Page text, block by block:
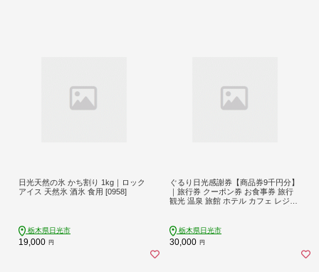
日光天然の氷 かち割り 1kg｜ロック
アイス 天然氷 酒氷 食用 [0958]
栃木県日光市
19,000 円
ぐるり日光感謝券【商品券9千円分】
｜旅行券 クーポン券 お食事券 旅行
観光 温泉 旅館 ホテル カフェ レジャ
栃木県日光市
30,000 円